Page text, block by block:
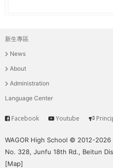
THE
PUTTING
YOU
ON
PATH
GLOBAL
CITIZENSHIP
主
選
單
新生專區
News
About
Administration
Language Center
Service
Facebook Youtube
WAGOR High School © 2012-2026
No. 328, Junfu 18th Rd., Beitun
[Map]